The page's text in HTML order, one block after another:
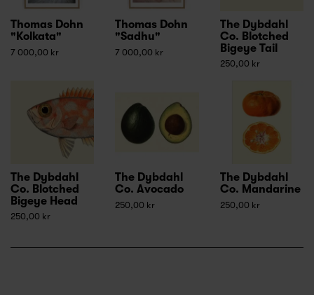
Thomas Dohn
"Kolkata"
7 000,00 kr
Thomas Dohn
"Sadhu"
7 000,00 kr
The Dybdahl
Co. Blotched
Bigeye Tail
250,00 kr
The Dybdahl
Co. Blotched
Bigeye Head
250,00 kr
The Dybdahl
Co. Avocado
250,00 kr
The Dybdahl
Co. Mandarine
250,00 kr